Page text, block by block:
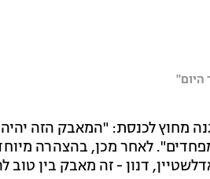
היום"
מחוץ לכנסת: "המאבק הזה
לאחר מכן, בהצהרה
דנון - זה מאבק בין טוב